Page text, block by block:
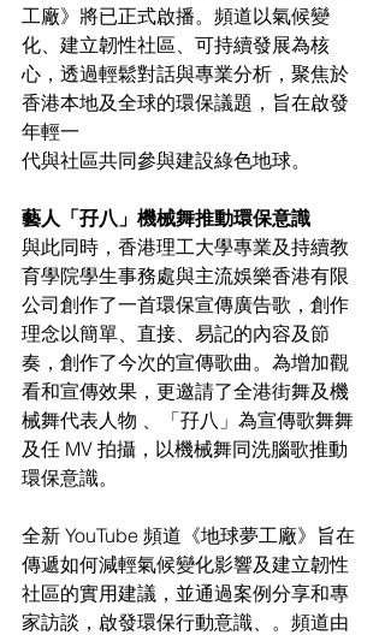
工廠》將已正式啟播。頻道以氣候變
化、建立韌性社區、可持續發展為核
心，透過輕鬆對話與專業分析，聚焦於
香港本地及全球的環保議題，旨在啟發
年輕一
代與社區共同參與建設綠色地球。
藝人「孖八」機械舞推動環保意識
與此同時，香港理工大學專業及持續教
育學院學生事務處與主流娛樂香港有限
公司創作了一首環保宣傳廣告歌，創作
理念以簡單、直接、易記的內容及節
奏，創作了今次的宣傳歌曲。為增加觀
看和宣傳效果，更邀請了全港街舞及機
械舞代表人物 、「孖八」為宣傳歌舞舞
及任 MV 拍攝，以機械舞同洗腦歌推動
環保意識。
全新 YouTube 頻道《地球夢工廠》旨在
傳遞如何減輕氣候變化影響及建立韌性
社區的實用建議，並通過案例分享和專
家訪談，啟發環保行動意識、。頻道由